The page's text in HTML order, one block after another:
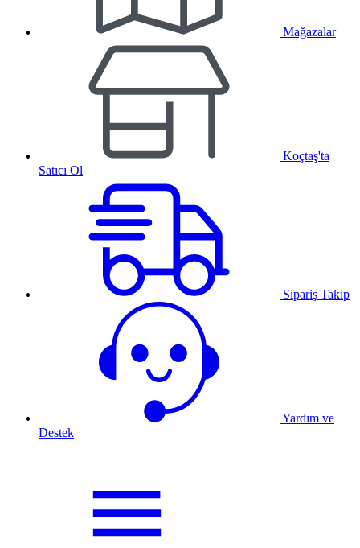
Mağazalar
Koçtaş'ta
Satıcı Ol
Sipariş Takip
Yardım ve
Destek